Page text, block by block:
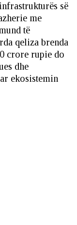
së
me
të
qeliza brenda
crore rupie do
dhe
ekosistemin